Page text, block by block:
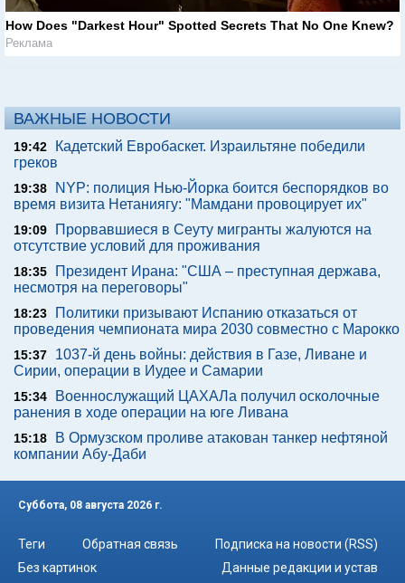
How Does "Darkest Hour" Spotted Secrets That No One Knew?
Реклама
ВАЖНЫЕ НОВОСТИ
19:42
Кадетский Евробаскет. Израильтяне победили
греков
19:38
NYP: полиция Нью-Йорка боится беспорядков во
время визита Нетаниягу: "Мамдани провоцирует их"
19:09
Прорвавшиеся в Сеуту мигранты жалуются на
отсутствие условий для проживания
18:35
Президент Ирана: "США – преступная держава,
несмотря на переговоры"
18:23
Политики призывают Испанию отказаться от
проведения чемпионата мира 2030 совместно с Марокко
15:37
1037-й день войны: действия в Газе, Ливане и
Сирии, операции в Иудее и Самарии
15:34
Военнослужащий ЦАХАЛа получил осколочные
ранения в ходе операции на юге Ливана
15:18
В Ормузском проливе атакован танкер нефтяной
компании Абу-Даби
Суббота, 08 августа 2026 г.
Теги Обратная связь
Подписка на новости (RSS)
Без картинок
Данные редакции и устав